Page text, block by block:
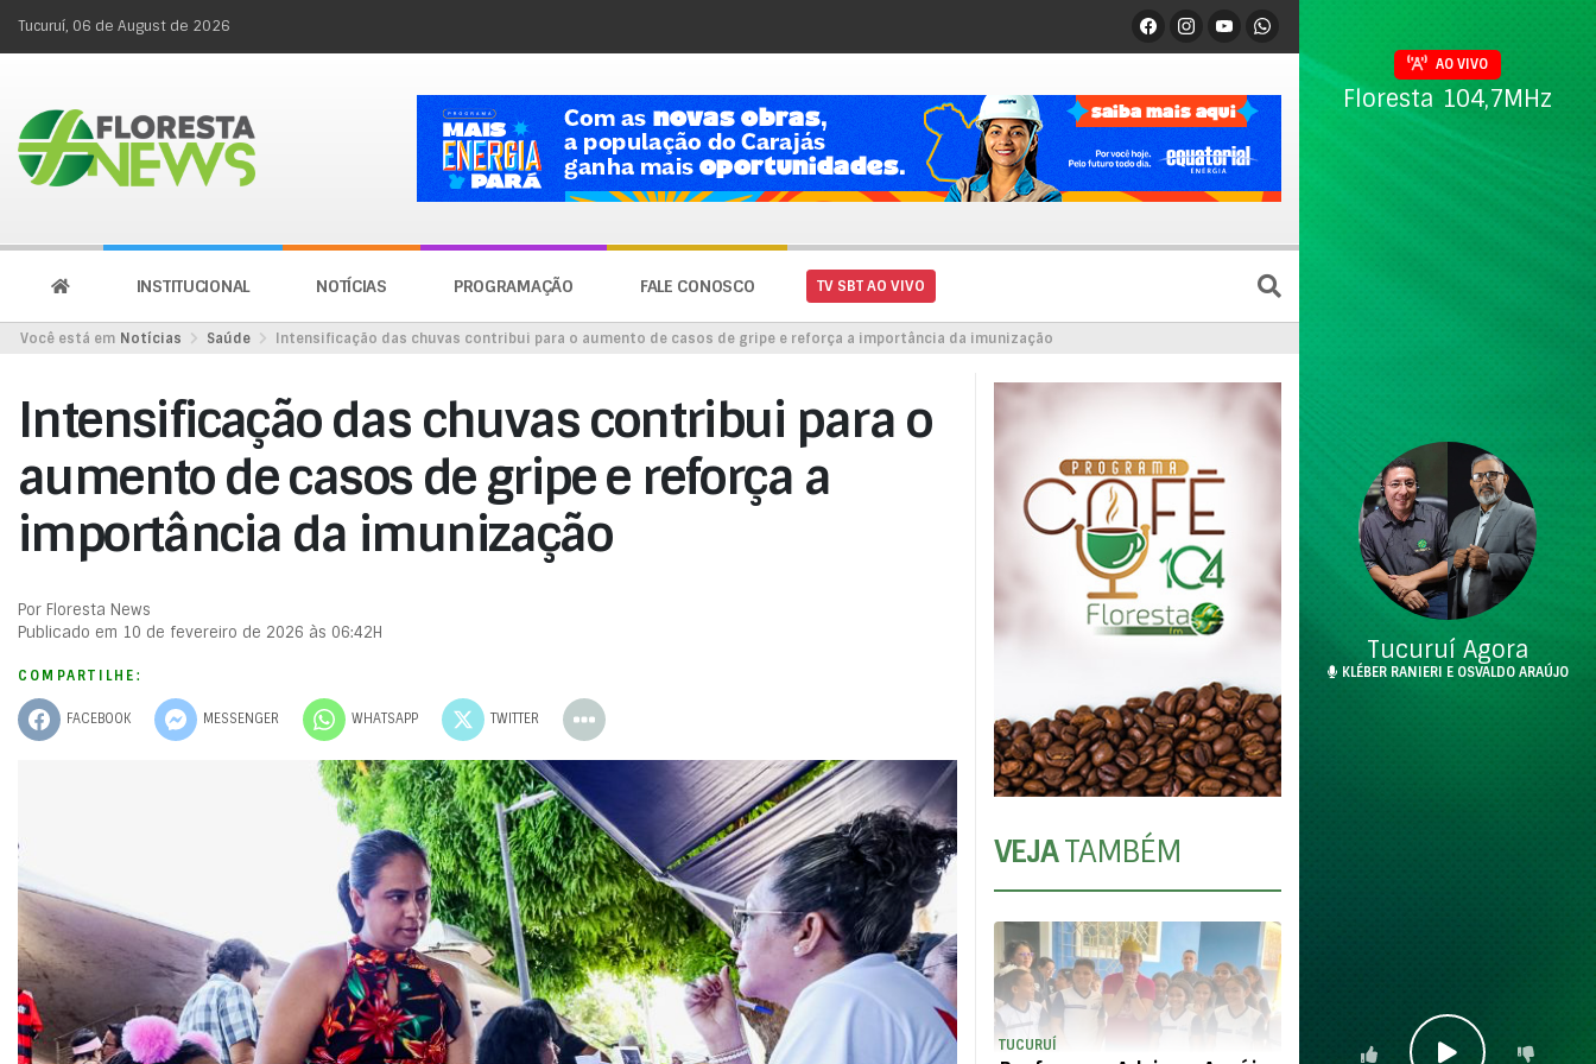
Tucuruí, 06 de August de 2026
INSTITUCIONAL NOTÍCIAS PROGRAMAÇÃO FALE CONOSCO TV SBT AO VIVO
Você está em Notícias Saúde Intensificação das chuvas contribui para o aumento de casos de gripe e reforça a importância da imunização
Intensificação das chuvas contribui para o
aumento de casos de gripe e reforça a
importância da imunização
Por Floresta News
Publicado em 10 de fevereiro de 2026 às 06:42H
COMPARTILHE:
FACEBOOK MESSENGER WHATSAPP TWITTER
VEJATAMBÉM
TUCURUÍ
AO VIVO
Floresta 104,7MHz
Tucuruí Agora
KLÉBER RANIERI E OSVALDO ARAÚJO